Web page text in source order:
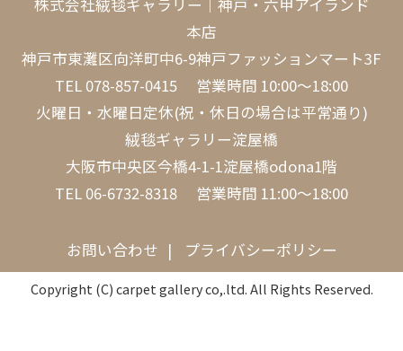
本店
神戸市東灘区向洋町中6-9神戸ファッションマート3F
TEL 078-857-0415 営業時間 10:00～18:00
火曜日・水曜日定休(祝・休日の場合は平常通り)
絨毯ギャラリー淀屋橋
大阪市中央区今橋4-1-1淀屋橋odona1階
TEL 06-6732-8318 営業時間 11:00～18:00
お問い合わせ プライバシーポリシー
Copyright (C) carpet gallery co,.ltd. All Rights Reserved.